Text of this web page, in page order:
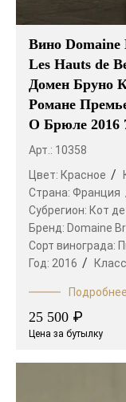
Вино Domaine
Les Hauts de
Домен Бруно
Романе
О Брюле 2016
Арт.: 10358
Цвет: Красное
Страна: Франция
Субрегион: Кот
Бренд: Domaine
Сорт винограда:
Год: 2016
Подробнее
25 500 ₽
Цена за бутылку